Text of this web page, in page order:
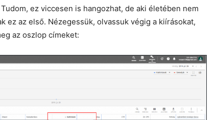
ez viccesen is hangozhat, de aki életében nem
ez az első. Nézegessük, olvassuk végig a kiírásokat,
az oszlop címeket: